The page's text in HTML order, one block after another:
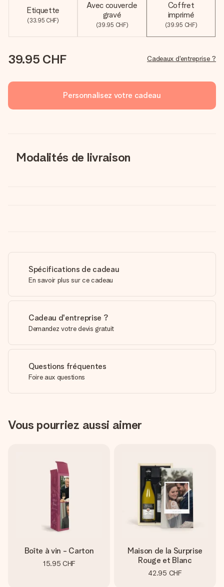
Etiquette
(33.95 CHF)
Avec couvercle
gravé
(39.95 CHF)
Coffret
imprimé
(39.95 CHF)
39.95 CHF Cadeaux d'entreprise ?
Personnalisez votre cadeau
Modalités de livraison
Spécifications de cadeau
En savoir plus sur ce cadeau
Cadeau d'entreprise ?
Demandez votre devis gratuit
Questions fréquentes
Foire aux questions
Vous pourriez aussi aimer
Boîte à vin - Carton
15.95 CHF
Maison de la Surprise
Rouge et Blanc
42.95 CHF